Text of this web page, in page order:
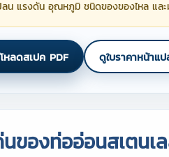
น แรงดัน อุณหภูมิ ชนิดของของไหล แล
หลดสเปค PDF ดูใบราคาหน้าแ
ของท่ออ่อนสเตนเ